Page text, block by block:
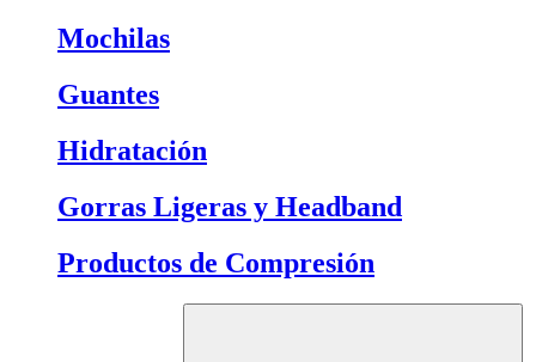
Mochilas
Guantes
Hidratación
Gorras Ligeras y Headband
Productos de Compresión